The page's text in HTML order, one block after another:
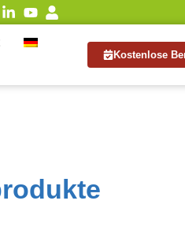
Kostenlose